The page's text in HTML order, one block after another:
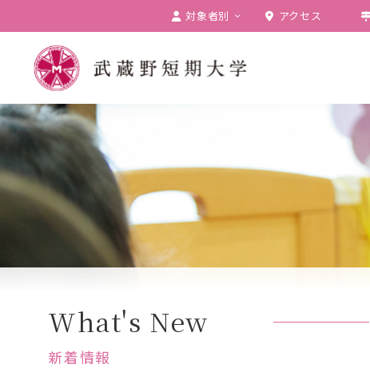
対象者別
受験生の方
一般の方
アクセス
What's New
新着情報